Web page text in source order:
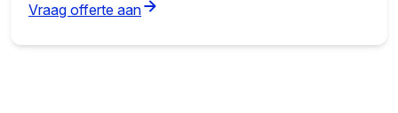
Vraag offerte aan